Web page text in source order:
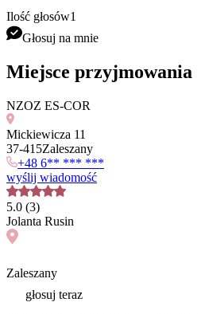
Ilość głosów1
Głosuj na mnie
Miejsce przyjmowania
NZOZ ES-COR
Mickiewicza 11
37-415Zaleszany
+48 6** *** ***
wyślij wiadomość
5.0 (3)
Jolanta Rusin
Zaleszany
głosuj teraz